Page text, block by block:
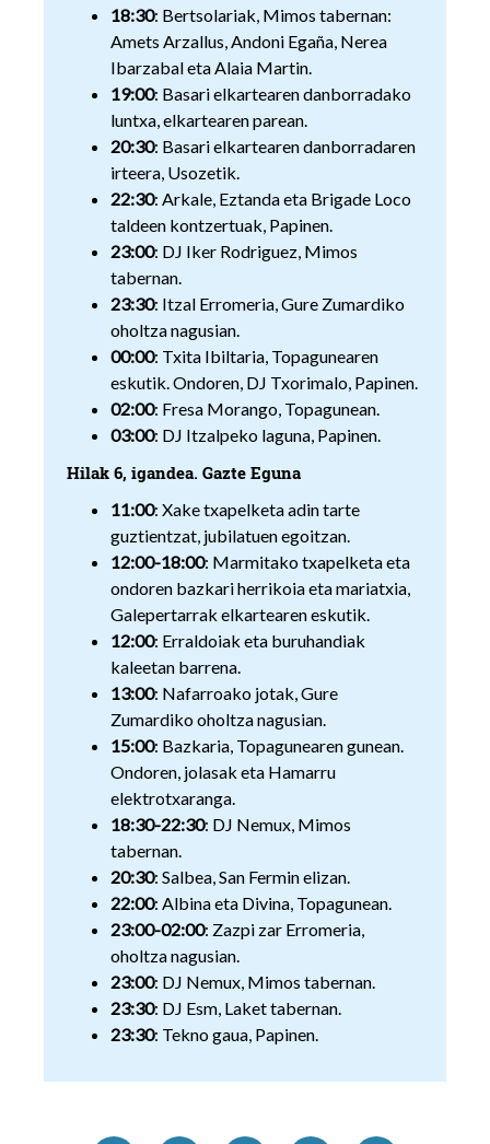
18:30: Bertsolariak, Mimos tabernan:
Amets Arzallus, Andoni Egaña, Nerea
Ibarzabal eta Alaia Martin.
19:00: Basari elkartearen danborradako
luntxa, elkartearen parean.
20:30: Basari elkartearen danborradaren
irteera, Usozetik.
22:30: Arkale, Eztanda eta Brigade Loco
taldeen kontzertuak, Papinen.
23:00: DJ Iker Rodriguez, Mimos
tabernan.
23:30: Itzal Erromeria, Gure Zumardiko
oholtza nagusian.
00:00: Txita Ibiltaria, Topagunearen
eskutik. Ondoren, DJ Txorimalo, Papinen.
02:00: Fresa Morango, Topagunean.
03:00: DJ Itzalpeko laguna, Papinen.
Hilak 6, igandea. Gazte Eguna
11:00: Xake txapelketa adin tarte
guztientzat, jubilatuen egoitzan.
12:00-18:00: Marmitako txapelketa eta
ondoren bazkari herrikoia eta mariatxia,
Galepertarrak elkartearen eskutik.
12:00: Erraldoiak eta buruhandiak
kaleetan barrena.
13:00: Nafarroako jotak, Gure
Zumardiko oholtza nagusian.
15:00: Bazkaria, Topagunearen gunean.
Ondoren, jolasak eta Hamarru
elektrotxaranga.
18:30-22:30: DJ Nemux, Mimos
tabernan.
20:30: Salbea, San Fermin elizan.
22:00: Albina eta Divina, Topagunean.
23:00-02:00: Zazpi zar Erromeria,
oholtza nagusian.
23:00: DJ Nemux, Mimos tabernan.
23:30: DJ Esm, Laket tabernan.
23:30: Tekno gaua, Papinen.